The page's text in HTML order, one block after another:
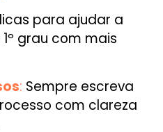
para ajudar a
grau com mais
: Sempre escreva
com clareza